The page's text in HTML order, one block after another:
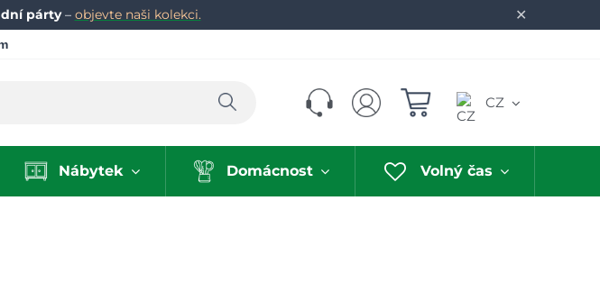
✕
párty– objevte naši kolekci.
Hledat CZ
Nábytek Domácnost Volný čas